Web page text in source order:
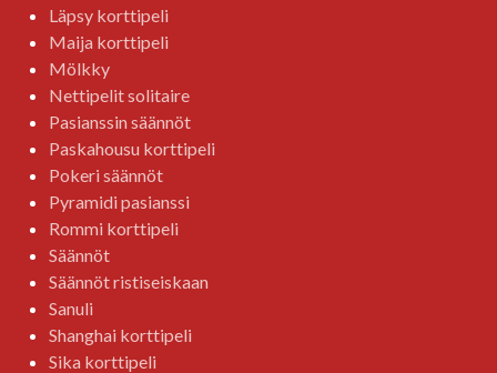
Läpsy korttipeli
Maija korttipeli
Mölkky
Nettipelit solitaire
Pasianssin säännöt
Paskahousu korttipeli
Pokeri säännöt
Pyramidi pasianssi
Rommi korttipeli
Säännöt
Säännöt ristiseiskaan
Sanuli
Shanghai korttipeli
Sika korttipeli